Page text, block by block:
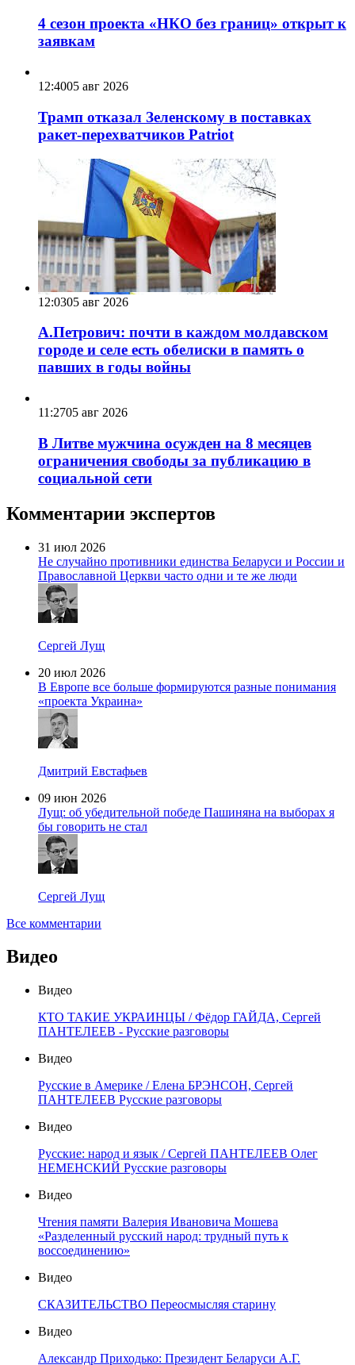
4 сезон проекта «НКО без границ» открыт к
заявкам
12:4005 авг 2026
Трамп отказал Зеленскому в поставках
ракет-перехватчиков Patriot
12:0305 авг 2026
А.Петрович: почти в каждом молдавском
городе и селе есть обелиски в память о
павших в годы войны
11:2705 авг 2026
В Литве мужчина осужден на 8 месяцев
ограничения свободы за публикацию в
социальной сети
Комментарии экспертов
31 июл 2026
Не случайно противники единства Беларуси и России и
Православной Церкви часто одни и те же люди
Сергей Лущ
20 июл 2026
В Европе все больше формируются разные понимания
«проекта Украина»
Дмитрий Евстафьев
09 июн 2026
Лущ: об убедительной победе Пашиняна на выборах я
бы говорить не стал
Сергей Лущ
Все комментарии
Видео
Видео
КТО ТАКИЕ УКРАИНЦЫ / Фёдор ГАЙДА, Сергей
ПАНТЕЛЕЕВ - Русские разговоры
Видео
Русские в Америке / Елена БРЭНСОН, Сергей
ПАНТЕЛЕЕВ Русские разговоры
Видео
Русские: народ и язык / Сергей ПАНТЕЛЕЕВ Олег
НЕМЕНСКИЙ Русские разговоры
Видео
Чтения памяти Валерия Ивановича Мошева
«Разделенный русский народ: трудный путь к
воссоединению»
Видео
СКАЗИТЕЛЬСТВО Переосмысляя старину
Видео
Александр Приходько: Президент Беларуси А.Г.